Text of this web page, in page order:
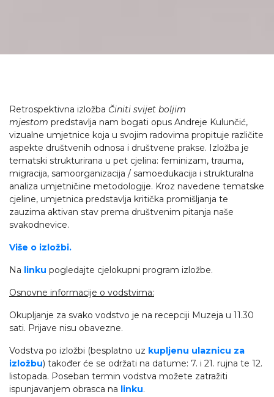
Retrospektivna izložba Činiti svijet boljim
mjestom predstavlja nam bogati opus Andreje Kulunčić,
vizualne umjetnice koja u svojim radovima propituje različite
aspekte društvenih odnosa i društvene prakse. Izložba je
tematski strukturirana u pet cjelina: feminizam, trauma,
migracija, samoorganizacija / samoedukacija i strukturalna
analiza umjetničine metodologije. Kroz navedene tematske
cjeline, umjetnica predstavlja kritička promišljanja te
zauzima aktivan stav prema društvenim pitanja naše
svakodnevice.
Više o izložbi.
Na linku pogledajte cjelokupni program izložbe.
Osnovne informacije o vodstvima:
Okupljanje za svako vodstvo je na recepciji Muzeja u 11.30
sati. Prijave nisu obavezne.
Vodstva po izložbi (besplatno uz kupljenu ulaznicu za
izložbu) također će se održati na datume: 7. i 21. rujna te 12.
listopada. Poseban termin vodstva možete zatražiti
ispunjavanjem obrasca na linku.